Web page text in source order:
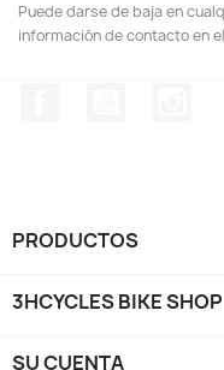
Puede darse de baja en
información de contacto en
PRODUCTOS
3HCYCLES BIKE SHOP
SU CUENTA